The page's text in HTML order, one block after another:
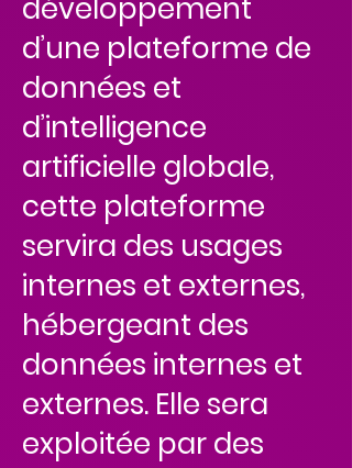
développement
d’une plateforme de
données et
d’intelligence
artificielle globale,
cette plateforme
servira des usages
internes et externes,
hébergeant des
données internes et
externes. Elle sera
exploitée par des